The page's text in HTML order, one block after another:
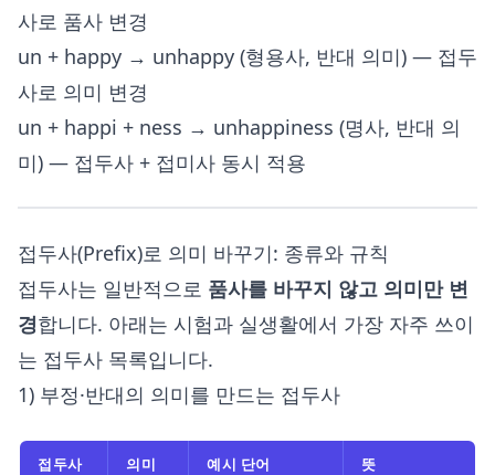
사로 품사 변경
un + happy → unhappy (형용사, 반대 의미) — 접두
사로 의미 변경
un + happi + ness → unhappiness (명사, 반대 의
미) — 접두사 + 접미사 동시 적용
접두사(Prefix)로 의미 바꾸기: 종류와 규칙
접두사는 일반적으로 품사를 바꾸지 않고 의미만 변
경합니다. 아래는 시험과 실생활에서 가장 자주 쓰이
는 접두사 목록입니다.
1) 부정·반대의 의미를 만드는 접두사
접두사 의미 예시 단어 뜻